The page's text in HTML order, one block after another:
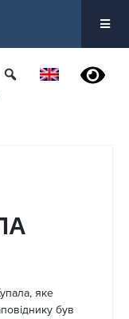
яке
був